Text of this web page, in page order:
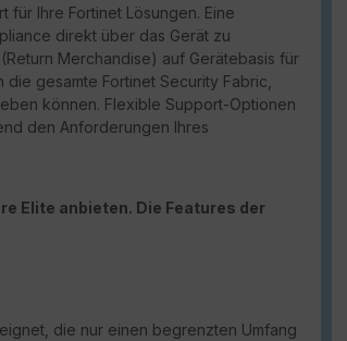
für Ihre Fortinet Lösungen. Eine
direkt über das Gerät zu
Merchandise) auf Gerätebasis für
gesamte Fortinet Security Fabric,
können. Flexible Support-Optionen
den Anforderungen Ihres
Elite anbieten. Die Features der
die nur einen begrenzten Umfang